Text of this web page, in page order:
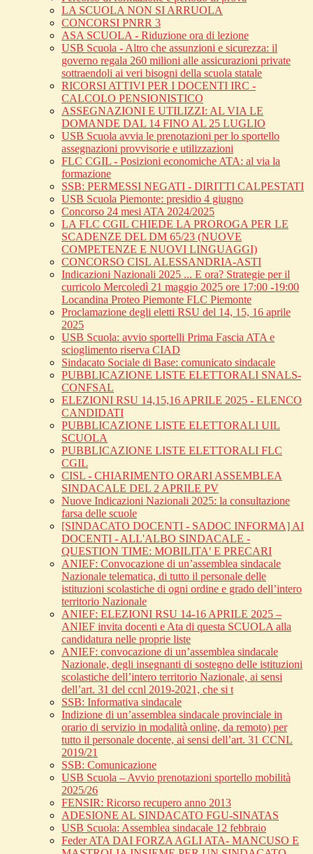
LA SCUOLA NON SI ARRUOLA
CONCORSI PNRR 3
ASA SCUOLA - Riduzione ora di lezione
USB Scuola - Altro che assunzioni e sicurezza: il
governo regala 260 milioni alle assicurazioni private
sottraendoli ai veri bisogni della scuola statale
RICORSI ATTIVI PER I DOCENTI IRC -
CALCOLO PENSIONISTICO
ASSEGNAZIONI E UTILIZZI: AL VIA LE
DOMANDE DAL 14 FINO AL 25 LUGLIO
USB Scuola avvia le prenotazioni per lo sportello
assegnazioni provvisorie e utilizzazioni
FLC CGIL - Posizioni economiche ATA: al via la
formazione
SSB: PERMESSI NEGATI - DIRITTI CALPESTATI
USB Scuola Piemonte: presidio 4 giugno
Concorso 24 mesi ATA 2024/2025
LA FLC CGIL CHIEDE LA PROROGA PER LE
SCADENZE DEL DM 65/23 (NUOVE
COMPETENZE E NUOVI LINGUAGGI)
CONCORSO CISL ALESSANDRIA-ASTI
Indicazioni Nazionali 2025 ... E ora? Strategie per il
curricolo Mercoledì 21 maggio 2025 ore 17:00 -19:00
Locandina Proteo Piemonte FLC Piemonte
Proclamazione degli eletti RSU del 14, 15, 16 aprile
2025
USB Scuola: avvio sportelli Prima Fascia ATA e
scioglimento riserva CIAD
Sindacato Sociale di Base: comunicato sindacale
PUBBLICAZIONE LISTE ELETTORALI SNALS-
CONFSAL
ELEZIONI RSU 14,15,16 APRILE 2025 - ELENCO
CANDIDATI
PUBBLICAZIONE LISTE ELETTORALI UIL
SCUOLA
PUBBLICAZIONE LISTE ELETTORALI FLC
CGIL
CISL - CHIARIMENTO ORARI ASSEMBLEA
SINDACALE DEL 2 APRILE PV
Nuove Indicazioni Nazionali 2025: la consultazione
farsa delle scuole
[SINDACATO DOCENTI - SADOC INFORMA] AI
DOCENTI - ALL'ALBO SINDACALE -
QUESTION TIME: MOBILITA' E PRECARI
ANIEF: Convocazione di un’assemblea sindacale
Nazionale telematica, di tutto il personale delle
istituzioni scolastiche di ogni ordine e grado dell’intero
territorio Nazionale
ANIEF: ELEZIONI RSU 14-16 APRILE 2025 –
ANIEF invita docenti e Ata di questa SCUOLA alla
candidatura nelle proprie liste
ANIEF: convocazione di un’assemblea sindacale
Nazionale, degli insegnanti di sostegno delle istituzioni
scolastiche dell’intero territorio Nazionale, ai sensi
dell’art. 31 del ccnl 2019-2021, che si t
SSB: Informativa sindacale
Indizione di un’assemblea sindacale provinciale in
orario di servizio in modalità online, da remoto) per
tutto il personale docente, ai sensi dell’art. 31 CCNL
2019/21
SSB: Comunicazione
USB Scuola – Avvio prenotazioni sportello mobilità
2025/26
FENSIR: Ricorso recupero anno 2013
ADESIONE AL SINDACATO FGU-SINATAS
USB Scuola: Assemblea sindacale 12 febbraio
Feder ATA DAI FORZA AGLI ATA- MANCUSO E